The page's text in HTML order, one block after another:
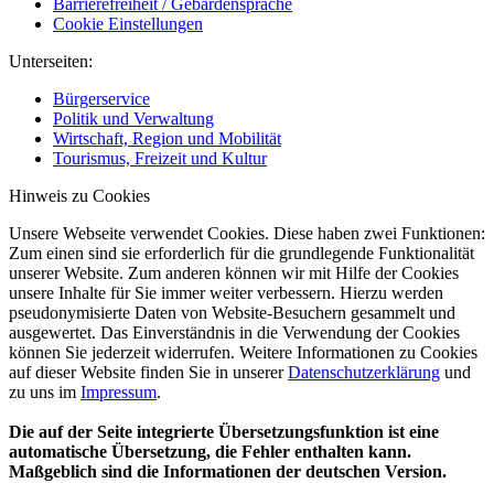
Barrierefreiheit / Gebärdensprache
Cookie Einstellungen
Unterseiten:
Bürgerservice
Politik und Verwaltung
Wirtschaft, Region und Mobilität
Tourismus, Freizeit und Kultur
Hinweis zu Cookies
Unsere Webseite verwendet Cookies. Diese haben zwei Funktionen:
Zum einen sind sie erforderlich für die grundlegende Funktionalität
unserer Website. Zum anderen können wir mit Hilfe der Cookies
unsere Inhalte für Sie immer weiter verbessern. Hierzu werden
pseudonymisierte Daten von Website-Besuchern gesammelt und
ausgewertet. Das Einverständnis in die Verwendung der Cookies
können Sie jederzeit widerrufen. Weitere Informationen zu Cookies
auf dieser Website finden Sie in unsererDatenschutzerklärung und
zu uns im Impressum.
Die auf der Seite integrierte Übersetzungsfunktion ist eine
automatische Übersetzung, die Fehler enthalten kann.
Maßgeblich sind die Informationen der deutschen Version.